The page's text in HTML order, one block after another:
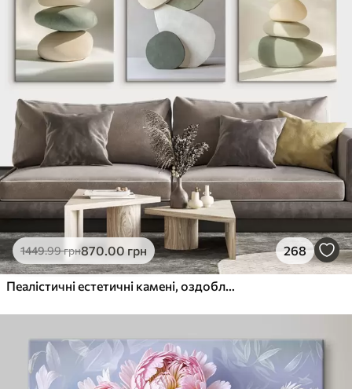
1449.99грн870.00 грн 268
Пеалістичні естетичні камені, оздоблення будинку, природне освітлення